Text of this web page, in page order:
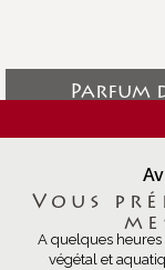
Parfum
A quelques
végétal et
Vous